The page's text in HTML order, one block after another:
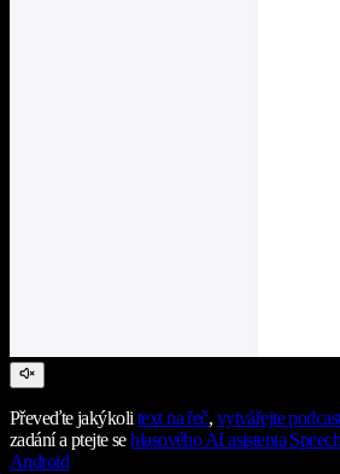
Převeďte jakýkolitext na řeč, vytvářejte
zadání a ptejte sehlasového AI asistenta
Android